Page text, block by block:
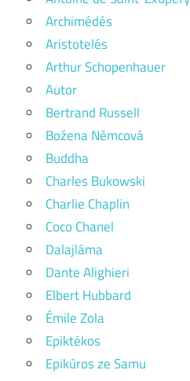
Archimédés
Aristotelés
Arthur Schopenhauer
Autor
Bertrand Russell
Božena Němcová
Buddha
Charles Bukowski
Charlie Chaplin
Coco Chanel
Dalajláma
Dante Alighieri
Elbert Hubbard
Émile Zola
Epiktékos
Epikúros ze Samu